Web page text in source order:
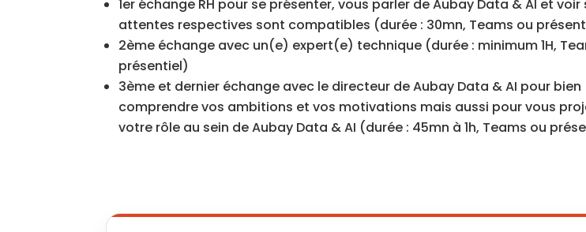
1er échange RH pour se présenter, vous parler de Aubay Data & AI et voir
attentes respectives sont compatibles (durée : 30mn, Teams ou
2ème échange avec un(e) expert(e) technique (durée : minimum 1H,
présentiel)
3ème et dernier échange avec le directeur de Aubay Data & AI pour bien
comprendre vos ambitions et vos motivations mais aussi pour vous
votre rôle au sein de Aubay Data & AI (durée : 45mn à 1h, Teams ou